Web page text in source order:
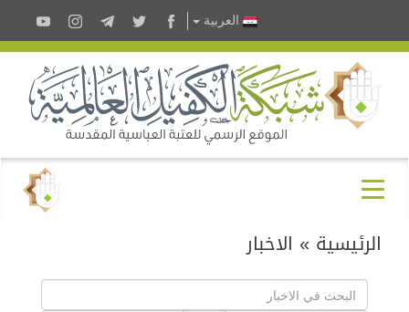
العربية
الرئيسية » الاخبار